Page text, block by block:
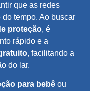
que as redes
tempo. Ao buscar
proteção, é
rápido e a
, facilitando a
do lar.
para bebê ou